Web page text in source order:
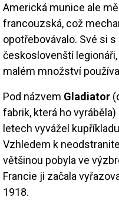
Americká munice ale
francouzská, což
opotřebovávalo. Své si
českoslovenští
malém množství
Pod názvem Gladiator
fabrik, která ho
letech vyvážel
Vzhledem k
většinou pobyla ve
Francie ji začala
1918.